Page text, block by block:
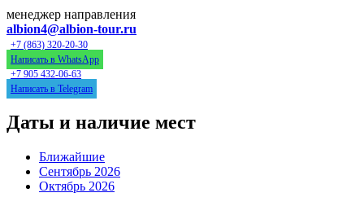
менеджер направления
albion4@albion-tour.ru
+7 (863) 320-20-30
Написать в WhatsApp
+7 905 432-06-63
Написать в Telegram
Даты и наличие мест
Ближайшие
Сентябрь 2026
Октябрь 2026